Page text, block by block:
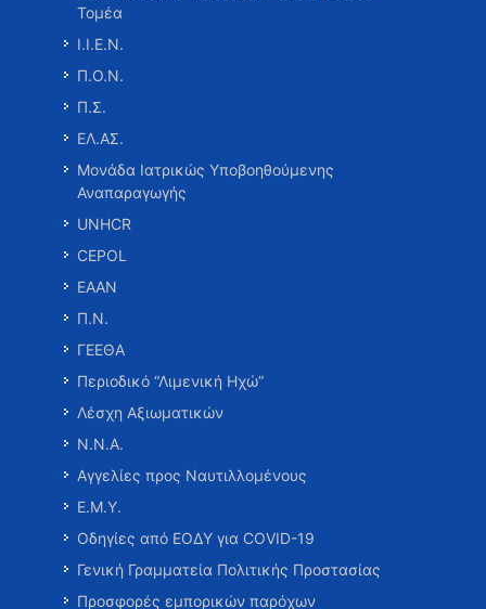
Τομέα
Ι.Ι.Ε.Ν.
Π.Ο.Ν.
Π.Σ.
ΕΛ.ΑΣ.
Μονάδα Ιατρικώς Υποβοηθούμενης
Αναπαραγωγής
UNHCR
CEPOL
ΕΑΑΝ
Π.Ν.
ΓΕΕΘΑ
Περιοδικό “Λιμενική Ηχώ”
Λέσχη Αξιωματικών
Ν.Ν.Α.
Αγγελίες προς Ναυτιλλομένους
Ε.Μ.Υ.
Οδηγίες από ΕΟΔΥ για COVID-19
Γενική Γραμματεία Πολιτικής Προστασίας
Προσφορές εμπορικών παρόχων